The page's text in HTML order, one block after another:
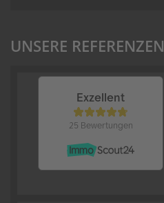
UNSERE REFERENZEN